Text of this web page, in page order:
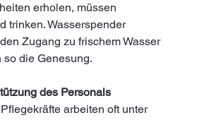
erholen, müssen
trinken. Wasserspender
Zugang zu frischem Wasser
so die Genesung.
des Personals